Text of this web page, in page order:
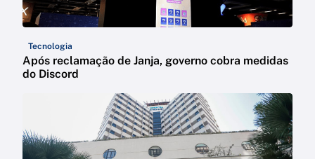
Tecnologia
Após reclamação de Janja, governo cobra medidas
do Discord